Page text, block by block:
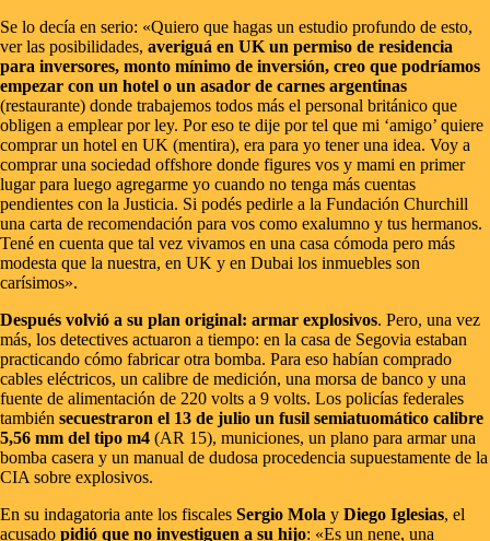
Se lo decía en serio: «Quiero que hagas un estudio profundo de esto,
ver las posibilidades, averiguá en UK un permiso de residencia
para inversores, monto mínimo de inversión, creo que podríamos
empezar con un hotel o un asador de carnes argentinas
(restaurante) donde trabajemos todos más el personal británico que
obligen a emplear por ley. Por eso te dije por tel que mi ‘amigo’ quiere
comprar un hotel en UK (mentira), era para yo tener una idea. Voy a
comprar una sociedad offshore donde figures vos y mami en primer
lugar para luego agregarme yo cuando no tenga más cuentas
pendientes con la Justicia. Si podés pedirle a la Fundación Churchill
una carta de recomendación para vos como exalumno y tus hermanos.
Tené en cuenta que tal vez vivamos en una casa cómoda pero más
modesta que la nuestra, en UK y en Dubai los inmuebles son
carísimos».
Después volvió a su plan original: armar explosivos. Pero, una vez
más, los detectives actuaron a tiempo: en la casa de Segovia estaban
practicando cómo fabricar otra bomba. Para eso habían comprado
cables eléctricos, un calibre de medición, una morsa de banco y una
fuente de alimentación de 220 volts a 9 volts. Los policías federales
también secuestraron el 13 de julio un fusil semiatuomático calibre
5,56 mm del tipo m4 (AR 15), municiones, un plano para armar una
bomba casera y un manual de dudosa procedencia supuestamente de la
CIA sobre explosivos.
En su indagatoria ante los fiscales Sergio Mola y Diego Iglesias, el
acusado pidió que no investiguen a su hijo: «Es un nene, una